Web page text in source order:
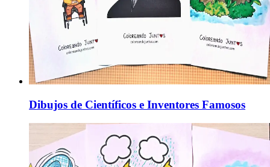
Dibujos de Científicos e Inventores Famosos